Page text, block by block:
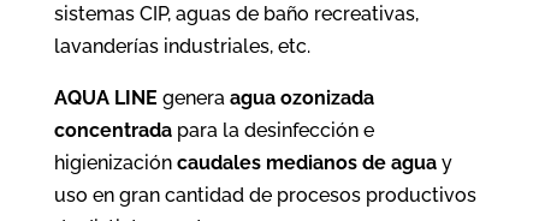
sistemas CIP, aguas de baño recreativas,
lavanderías industriales, etc.
AQUA LINE genera agua ozonizada
concentradapara la desinfección e
higienización caudales medianos de aguay
uso en gran cantidad de procesos productivos